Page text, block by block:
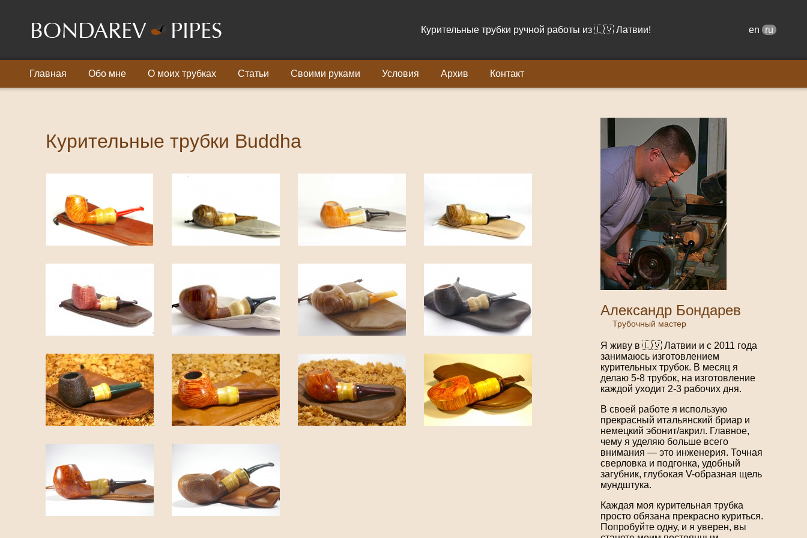
Курительные трубки ручной работы из 🇱🇻 Латвии! en ru
Главная Обо мне О моих трубках Статьи Своими руками Условия Архив Контакт
Курительные трубки Buddha
Александр Бондарев
Трубочный мастер
Я живу в 🇱🇻 Латвии и с 2011 года
занимаюсь изготовлением
курительных трубок. В месяц я
делаю 5-8 трубок, на изготовление
каждой уходит 2-3 рабочих дня.
В своей работе я использую
прекрасный итальянский бриар и
немецкий эбонит/акрил. Главное,
чему я уделяю больше всего
внимания — это инженерия. Точная
сверловка и подгонка, удобный
загубник, глубокая V-образная щель
мундштука.
Каждая моя курительная трубка
просто обязана прекрасно куриться.
Попробуйте одну, и я уверен, вы